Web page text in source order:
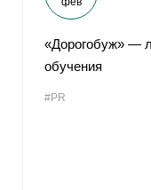
«Дорогобуж» —
обучения
#PR